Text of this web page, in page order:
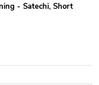
- Satechi, Short